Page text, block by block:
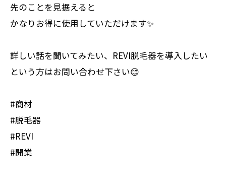
先のことを見据えると
かなりお得に使用していただけます✨
詳しい話を聞いてみたい、REVI脱毛器を導入したい
という方はお問い合わせ下さい😊
#商材
#脱毛器
#REVI
#開業